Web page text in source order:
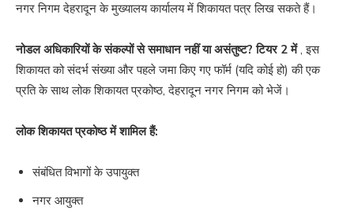
नगर निगम देहरादून के मुख्यालय कार्यालय में शिकायत पत्र लिख सकते हैं।
नोडल अधिकारियों के संकल्पों से समाधान नहीं या असंतुष्ट?टियर 2में, इस
शिकायत को संदर्भ संख्या और पहले जमा किए गए फॉर्म (यदि कोई हो) की एक
प्रति के साथ लोक शिकायत प्रकोष्ठ, देहरादून नगर निगम को भेजें।
लोक शिकायत प्रकोष्ठ में शामिल हैं:
संबंधित विभागों के उपायुक्त
नगर आयुक्त